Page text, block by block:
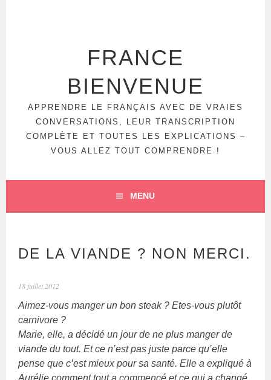
FRANCE
BIENVENUE
APPRENDRE LE FRANÇAIS AVEC DE VRAIES
CONVERSATIONS, LEUR TRANSCRIPTION
COMPLÈTE ET TOUTES LES EXPLICATIONS –
VOUS ALLEZ TOUT COMPRENDRE !
MENU
DE LA VIANDE ? NON MERCI.
18 juillet 2012
Aimez-vous manger un bon steak ? Etes-vous plutôt
carnivore ?
Marie, elle, a décidé un jour de ne plus manger de
viande du tout. Et ce n’est pas juste parce qu’elle
pense que c’est mieux pour sa santé. Elle a expliqué à
Aurélie comment tout a commencé et ce qui a changé